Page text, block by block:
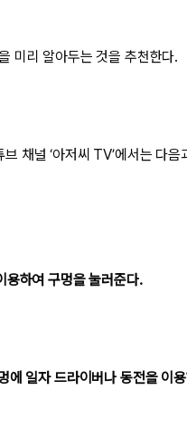
미리 알아두는 것을 추천한다.
채널 ‘아저씨 TV’에서는 다
용하여 구멍을 눌러준다.
에 일자 드라이버나 동전을 이